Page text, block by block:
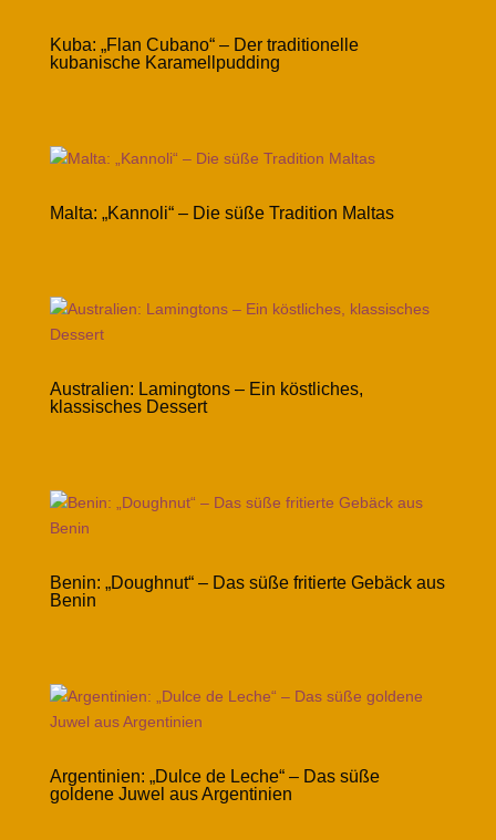
Kuba: „Flan Cubano“ – Der traditionelle
kubanische Karamellpudding
Malta: „Kannoli“ – Die süße Tradition Maltas
Australien: Lamingtons – Ein köstliches,
klassisches Dessert
Benin: „Doughnut“ – Das süße fritierte Gebäck aus
Benin
Argentinien: „Dulce de Leche“ – Das süße
goldene Juwel aus Argentinien